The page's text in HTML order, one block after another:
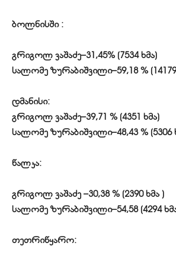
ბოლნისში :
გრიგოლ ვაშაძე–31,45% (7534 ხმა)
სალომე ზურაბიშვილი–59,18 % (14179
დმანისი:
გრიგოლ ვაშაძე–39,71 % (4351 ხმა)
სალომე ზურაბიშვილი–48,43 % (5306
წალკა:
გრიგოლ ვაშაძე –30,38 % (2390 ხმა )
სალომე ზურაბიშვილი–54,58 (4294
თეთრიწყარო: